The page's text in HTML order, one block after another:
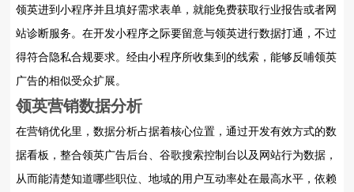
领英进到小程序并且填好需求表单，就能免费获取行业报告或者网
站诊断服务。在开发小程序之际要留意与领英进行数据打通，不过
得符合隐私合规要求。经由小程序所收集到的线索，能够反哺领英
广告的相似受众扩展。
领英营销数据分析
在营销优化里，数据分析占据着核心位置，通过开发有效方式的数
据看板，整合领英广告后台、谷歌搜索控制台以及网站行为数据，
从而能清楚知道哪些职位、地域的用户互动率处在最高水平，依赖